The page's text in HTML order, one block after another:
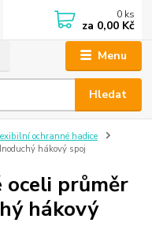
Menu
Hledat
0 ks
za 0,00 Kč
ochranné hadice
hákový spoj
oceli průměr
hákový